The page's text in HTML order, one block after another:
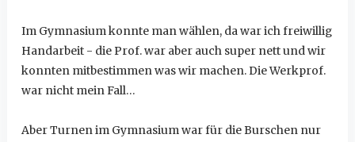
Im Gymnasium konnte man wählen, da war ich freiwillig
Handarbeit - die Prof. war aber auch super nett und wir
konnten mitbestimmen was wir machen. Die Werkprof.
war nicht mein Fall…
Aber Turnen im Gymnasium war für die Burschen nur